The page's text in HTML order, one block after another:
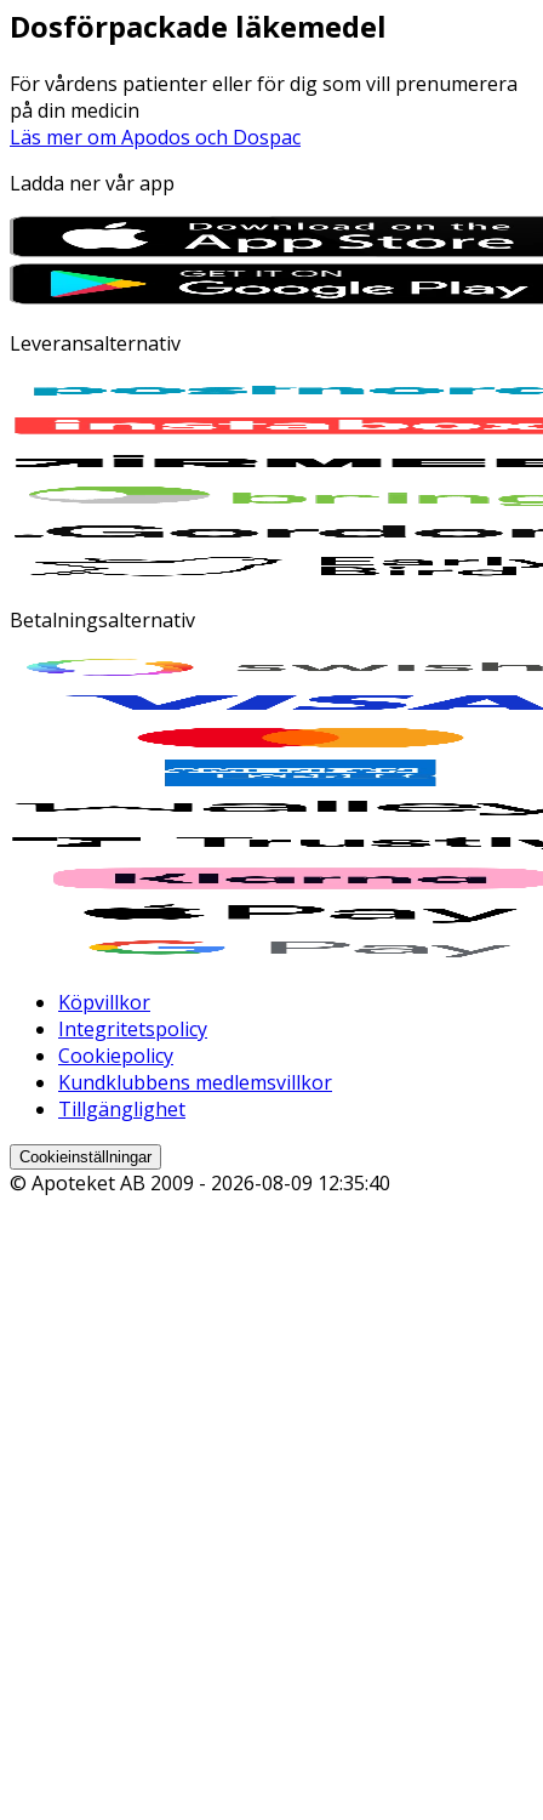
Dosförpackade läkemedel
För vårdens patienter eller för dig som vill prenumerera
på din medicin
Läs mer om Apodos och Dospac
Ladda ner vår app
Leveransalternativ
Betalningsalternativ
Köpvillkor
Integritetspolicy
Cookiepolicy
Kundklubbens medlemsvillkor
Tillgänglighet
Cookieinställningar
© Apoteket AB 2009 - 2026-08-09 12:35:40